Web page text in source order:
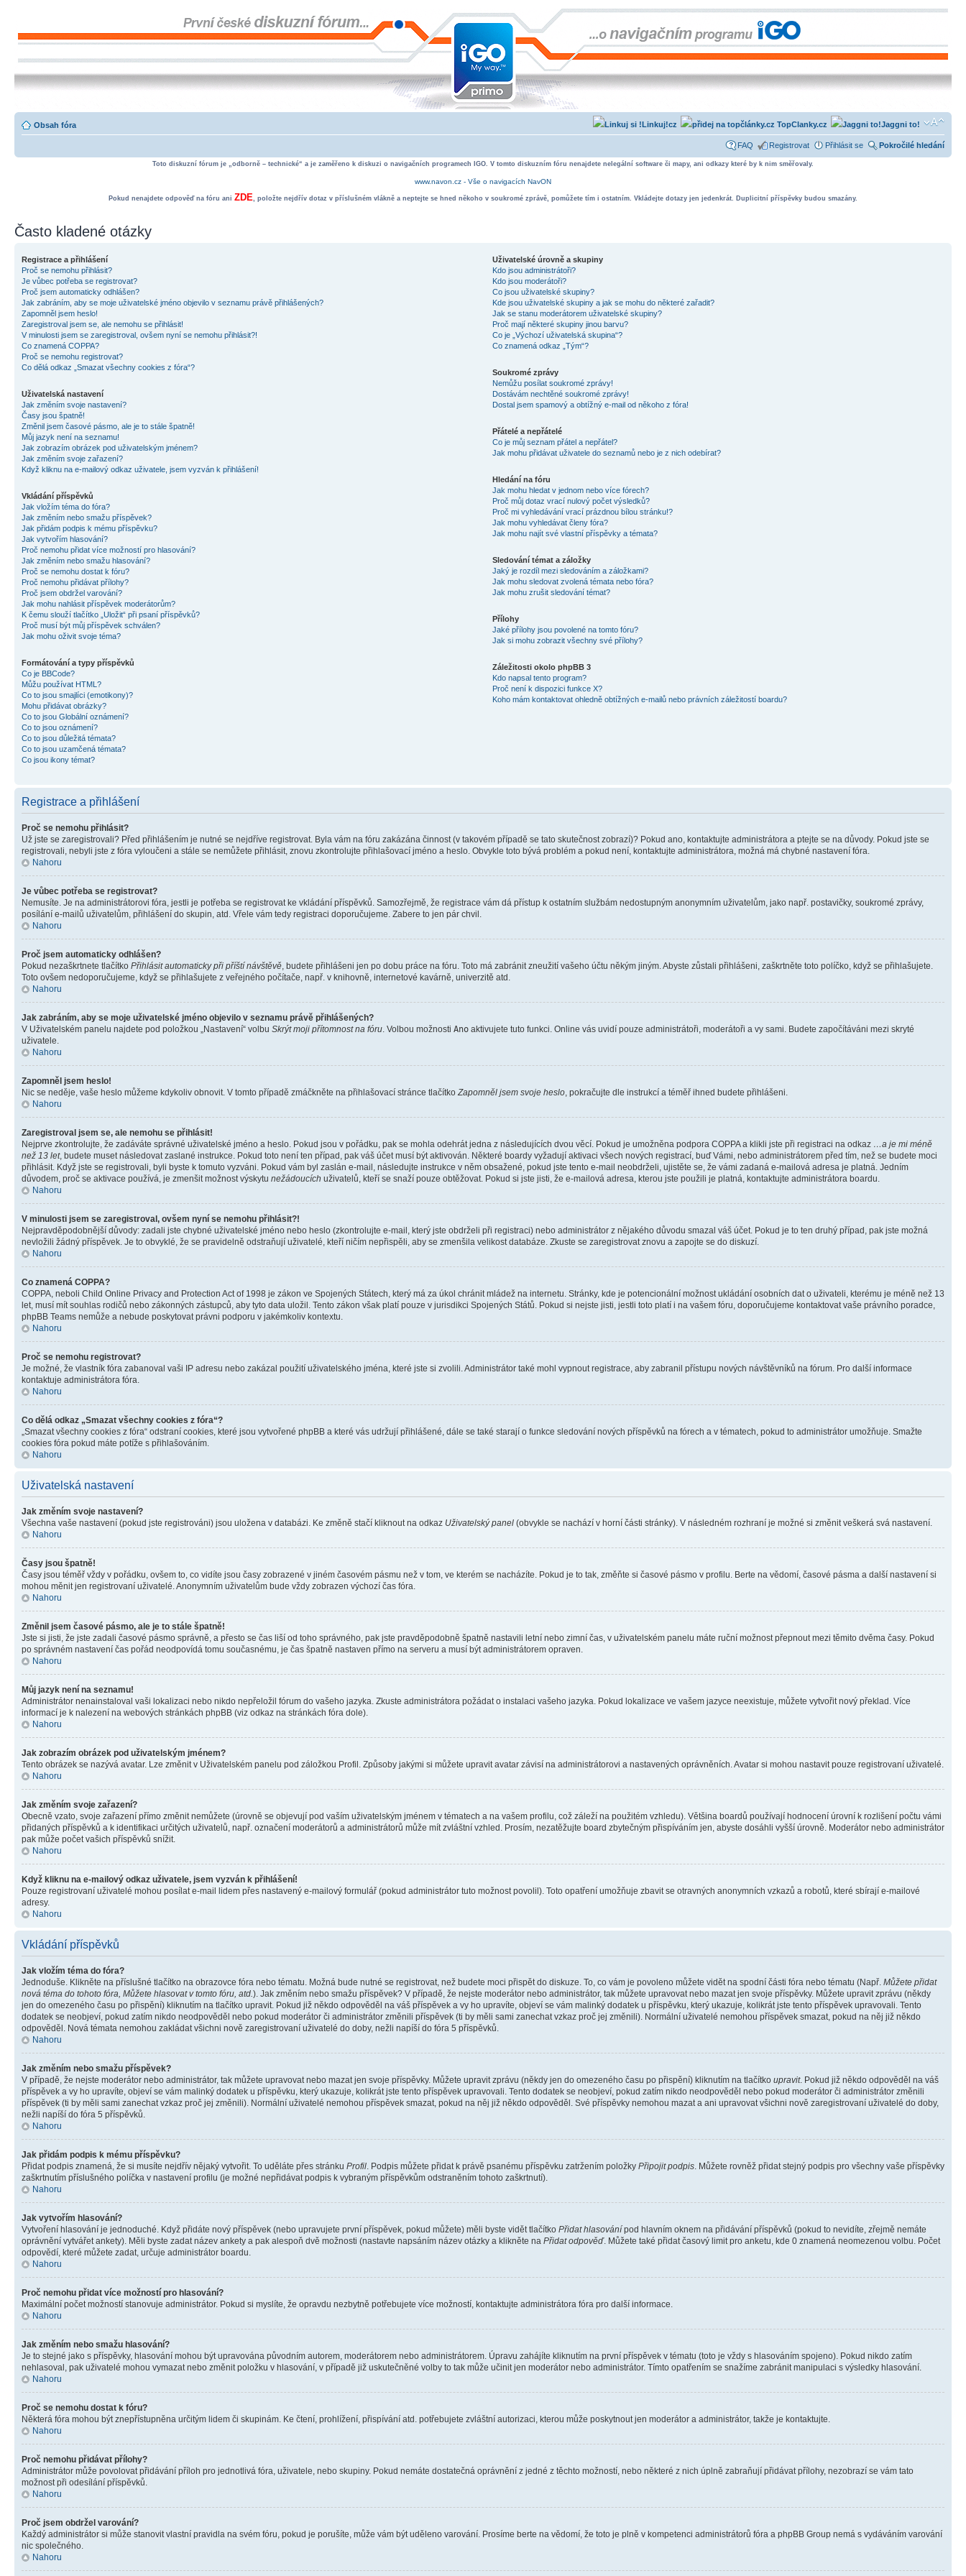
Obsah fóra Jaggni to!
TopClanky.cz
Linkuj!cz
FAQ Registrovat Přihlásit se Pokročilé hledání
Toto diskuzní fórum je „odborně – technické“ a je zaměřeno k diskuzi o navigačních programech IGO. V tomto diskuzním fóru nenajdete nelegální software či mapy, ani odkazy které by k nim směřovaly.
www.navon.cz - Vše o navigacích NavON
Pokud nenajdete odpověď na fóru ani ZDE, položte nejdřív dotaz v příslušném vlákně a neptejte se hned někoho v soukromé zprávě, pomůžete tím i ostatním. Vkládejte dotazy jen jedenkrát. Duplicitní příspěvky budou smazány.
Často kladené otázky
Registrace a přihlášení
Proč se nemohu přihlásit?
Je vůbec potřeba se registrovat?
Proč jsem automaticky odhlášen?
Jak zabráním, aby se moje uživatelské jméno objevilo v seznamu právě přihlášených?
Zapomněl jsem heslo!
Zaregistroval jsem se, ale nemohu se přihlásit!
V minulosti jsem se zaregistroval, ovšem nyní se nemohu přihlásit?!
Co znamená COPPA?
Proč se nemohu registrovat?
Co dělá odkaz „Smazat všechny cookies z fóra“?
Uživatelská nastavení
Jak změním svoje nastavení?
Časy jsou špatně!
Změnil jsem časové pásmo, ale je to stále špatně!
Můj jazyk není na seznamu!
Jak zobrazím obrázek pod uživatelským jménem?
Jak změním svoje zařazení?
Když kliknu na e-mailový odkaz uživatele, jsem vyzván k přihlášení!
Vkládání příspěvků
Jak vložím téma do fóra?
Jak změním nebo smažu příspěvek?
Jak přidám podpis k mému příspěvku?
Jak vytvořím hlasování?
Proč nemohu přidat více možností pro hlasování?
Jak změním nebo smažu hlasování?
Proč se nemohu dostat k fóru?
Proč nemohu přidávat přílohy?
Proč jsem obdržel varování?
Jak mohu nahlásit příspěvek moderátorům?
K čemu slouží tlačítko „Uložit“ při psaní příspěvků?
Proč musí být můj příspěvek schválen?
Jak mohu oživit svoje téma?
Formátování a typy příspěvků
Co je BBCode?
Můžu používat HTML?
Co to jsou smajlíci (emotikony)?
Mohu přidávat obrázky?
Co to jsou Globální oznámení?
Co to jsou oznámení?
Co to jsou důležitá témata?
Co to jsou uzamčená témata?
Co jsou ikony témat?
Uživatelské úrovně a skupiny
Kdo jsou administrátoři?
Kdo jsou moderátoři?
Co jsou uživatelské skupiny?
Kde jsou uživatelské skupiny a jak se mohu do některé zařadit?
Jak se stanu moderátorem uživatelské skupiny?
Proč mají některé skupiny jinou barvu?
Co je „Výchozí uživatelská skupina“?
Co znamená odkaz „Tým“?
Soukromé zprávy
Nemůžu posílat soukromé zprávy!
Dostávám nechtěné soukromé zprávy!
Dostal jsem spamový a obtížný e-mail od někoho z fóra!
Přátelé a nepřátelé
Co je můj seznam přátel a nepřátel?
Jak mohu přidávat uživatele do seznamů nebo je z nich odebírat?
Hledání na fóru
Jak mohu hledat v jednom nebo více fórech?
Proč můj dotaz vrací nulový počet výsledků?
Proč mi vyhledávání vrací prázdnou bílou stránku!?
Jak mohu vyhledávat členy fóra?
Jak mohu najít své vlastní příspěvky a témata?
Sledování témat a záložky
Jaký je rozdíl mezi sledováním a záložkami?
Jak mohu sledovat zvolená témata nebo fóra?
Jak mohu zrušit sledování témat?
Přílohy
Jaké přílohy jsou povolené na tomto fóru?
Jak si mohu zobrazit všechny své přílohy?
Záležitosti okolo phpBB 3
Kdo napsal tento program?
Proč není k dispozici funkce X?
Koho mám kontaktovat ohledně obtížných e-mailů nebo právních záležitostí boardu?
Registrace a přihlášení
Proč se nemohu přihlásit?
Už jste se zaregistrovali? Před přihlášením je nutné se nejdříve registrovat. Byla vám na fóru zakázána činnost (v takovém případě se tato skutečnost zobrazí)? Pokud ano, kontaktujte administrátora a ptejte se na důvody. Pokud jste se
registrovali, nebyli jste z fóra vyloučeni a stále se nemůžete přihlásit, znovu zkontrolujte přihlašovací jméno a heslo. Obvykle toto bývá problém a pokud není, kontaktujte administrátora, možná má chybné nastavení fóra.
Nahoru
Je vůbec potřeba se registrovat?
Nemusíte. Je na administrátorovi fóra, jestli je potřeba se registrovat ke vkládání příspěvků. Samozřejmě, že registrace vám dá přístup k ostatním službám nedostupným anonymním uživatelům, jako např. postavičky, soukromé zprávy,
posílání e-mailů uživatelům, přihlášení do skupin, atd. Vřele vám tedy registraci doporučujeme. Zabere to jen pár chvil.
Nahoru
Proč jsem automaticky odhlášen?
Pokud nezaškrtnete tlačítko Přihlásit automaticky při příští návštěvě, budete přihlášeni jen po dobu práce na fóru. Toto má zabránit zneužití vašeho účtu někým jiným. Abyste zůstali přihlášeni, zaškrtněte toto políčko, když se přihlašujete.
Toto ovšem nedoporučujeme, když se přihlašujete z veřejného počítače, např. v knihovně, internetové kavárně, univerzitě atd.
Nahoru
Jak zabráním, aby se moje uživatelské jméno objevilo v seznamu právě přihlášených?
V Uživatelském panelu najdete pod položkou „Nastavení“ volbu Skrýt moji přítomnost na fóru. Volbou možnosti Ano aktivujete tuto funkci. Online vás uvidí pouze administrátoři, moderátoři a vy sami. Budete započítáváni mezi skryté
uživatele.
Nahoru
Zapomněl jsem heslo!
Nic se neděje, vaše heslo můžeme kdykoliv obnovit. V tomto případě zmáčkněte na přihlašovací stránce tlačítkoZapomněl jsem svoje heslo, pokračujte dle instrukcí a téměř ihned budete přihlášeni.
Nahoru
Zaregistroval jsem se, ale nemohu se přihlásit!
Nejprve zkontrolujte, že zadáváte správné uživatelské jméno a heslo. Pokud jsou v pořádku, pak se mohla odehrát jedna z následujících dvou věcí. Pokud je umožněna podpora COPPA a klikli jste při registraci na odkaz …a je mi méně
než 13 let, budete muset následovat zaslané instrukce. Pokud toto není ten případ, pak váš účet musí být aktivován. Některé boardy vyžadují aktivaci všech nových registrací, buď Vámi, nebo administrátorem před tím, než se budete moci
přihlásit. Když jste se registrovali, byli byste k tomuto vyzváni. Pokud vám byl zaslán e-mail, následujte instrukce v něm obsažené, pokud jste tento e-mail neobdrželi, ujistěte se, že vámi zadaná e-mailová adresa je platná. Jedním
důvodem, proč se aktivace používá, je zmenšit možnost výskytu nežádoucích uživatelů, kteří se snaží pouze obtěžovat. Pokud si jste jisti, že e-mailová adresa, kterou jste použili je platná, kontaktujte administrátora boardu.
Nahoru
V minulosti jsem se zaregistroval, ovšem nyní se nemohu přihlásit?!
Nejpravděpodobnější důvody: zadali jste chybné uživatelské jméno nebo heslo (zkontrolujte e-mail, který jste obdrželi při registraci) nebo administrátor z nějakého důvodu smazal váš účet. Pokud je to ten druhý případ, pak jste možná
nevložili žádný příspěvek. Je to obvyklé, že se pravidelně odstraňují uživatelé, kteří ničím nepřispěli, aby se zmenšila velikost databáze. Zkuste se zaregistrovat znovu a zapojte se do diskuzí.
Nahoru
Co znamená COPPA?
COPPA, neboli Child Online Privacy and Protection Act of 1998 je zákon ve Spojených Státech, který má za úkol chránit mládež na internetu. Stránky, kde je potencionální možnost ukládání osobních dat o uživateli, kterému je méně než 13
let, musí mít souhlas rodičů nebo zákonných zástupců, aby tyto data uložil. Tento zákon však platí pouze v jurisdikci Spojených Států. Pokud si nejste jisti, jestli toto platí i na vašem fóru, doporučujeme kontaktovat vaše právního poradce,
phpBB Teams nemůže a nebude poskytovat právni podporu v jakémkoliv kontextu.
Nahoru
Proč se nemohu registrovat?
Je možné, že vlastník fóra zabanoval vaši IP adresu nebo zakázal použití uživatelského jména, které jste si zvolili. Administrátor také mohl vypnout registrace, aby zabranil přístupu nových návštěvníků na fórum. Pro další informace
kontaktuje administrátora fóra.
Nahoru
Co dělá odkaz „Smazat všechny cookies z fóra“?
„Smazat všechny cookies z fóra“ odstraní cookies, které jsou vytvořené phpBB a které vás udržují přihlášené, dále se také starají o funkce sledování nových příspěvků na fórech a v tématech, pokud to administrátor umožňuje. Smažte
cookies fóra pokud máte potíže s přihlašováním.
Nahoru
Uživatelská nastavení
Jak změním svoje nastavení?
Všechna vaše nastavení (pokud jste registrováni) jsou uložena v databázi. Ke změně stačí kliknout na odkaz Uživatelský panel (obvykle se nachází v horní části stránky). V následném rozhraní je možné si změnit veškerá svá nastavení.
Nahoru
Časy jsou špatně!
Časy jsou téměř vždy v pořádku, ovšem to, co vidíte jsou časy zobrazené v jiném časovém pásmu než v tom, ve kterém se nacházíte. Pokud je to tak, změňte si časové pásmo v profilu. Berte na vědomí, časové pásma a další nastavení si
mohou měnit jen registrovaní uživatelé. Anonymním uživatelům bude vždy zobrazen výchozí čas fóra.
Nahoru
Změnil jsem časové pásmo, ale je to stále špatně!
Jste si jisti, že jste zadali časové pásmo správně, a přesto se čas liší od toho správného, pak jste pravděpodobně špatně nastavili letní nebo zimní čas, v uživatelském panelu máte ruční možnost přepnout mezi těmito dvěma časy. Pokud
po správném nastavení čas pořád neodpovídá tomu současnému, je čas špatně nastaven přímo na serveru a musí být administrátorem opraven.
Nahoru
Můj jazyk není na seznamu!
Administrátor nenainstaloval vaši lokalizaci nebo nikdo nepřeložil fórum do vašeho jazyka. Zkuste administrátora požádat o instalaci vašeho jazyka. Pokud lokalizace ve vašem jazyce neexistuje, můžete vytvořit nový překlad. Více
informací je k nalezení na webových stránkách phpBB (viz odkaz na stránkách fóra dole).
Nahoru
Jak zobrazím obrázek pod uživatelským jménem?
Tento obrázek se nazývá avatar. Lze změnit v Uživatelském panelu pod záložkou Profil. Způsoby jakými si můžete upravit avatar závisí na administrátorovi a nastavených oprávněních. Avatar si mohou nastavit pouze registrovaní uživatelé.
Nahoru
Jak změním svoje zařazení?
Obecně vzato, svoje zařazení přímo změnit nemůžete (úrovně se objevují pod vaším uživatelským jménem v tématech a na vašem profilu, což záleží na použitém vzhledu). Většina boardů používají hodnocení úrovní k rozlišení počtu vámi
přidaných příspěvků a k identifikaci určitých uživatelů, např. označení moderátorů a administrátorů může mít zvláštní vzhled. Prosím, nezatěžujte board zbytečným přispíváním jen, abyste dosáhli vyšší úrovně. Moderátor nebo administrátor
pak může počet vašich příspěvků snížit.
Nahoru
Když kliknu na e-mailový odkaz uživatele, jsem vyzván k přihlášení!
Pouze registrovaní uživatelé mohou posílat e-mail lidem přes nastavený e-mailový formulář (pokud administrátor tuto možnost povolil). Toto opatření umožňuje zbavit se otravných anonymních vzkazů a robotů, které sbírají e-mailové
adresy.
Nahoru
Vkládání příspěvků
Jak vložím téma do fóra?
Jednoduše. Klikněte na příslušné tlačítko na obrazovce fóra nebo tématu. Možná bude nutné se registrovat, než budete moci přispět do diskuze. To, co vám je povoleno můžete vidět na spodní části fóra nebo tématu (Např. Můžete přidat
nová téma do tohoto fóra, Můžete hlasovat v tomto fóru, atd.). Jak změním nebo smažu příspěvek? V případě, že nejste moderátor nebo administrátor, tak můžete upravovat nebo mazat jen svoje příspěvky. Můžete upravit zprávu (někdy
jen do omezeného času po přispění) kliknutím na tlačítko upravit. Pokud již někdo odpověděl na váš příspěvek a vy ho upravíte, objeví se vám malinký dodatek u příspěvku, který ukazuje, kolikrát jste tento příspěvek upravovali. Tento
dodatek se neobjeví, pokud zatím nikdo neodpověděl nebo pokud moderátor či administrátor změnili příspěvek (ti by měli sami zanechat vzkaz proč jej změnili). Normální uživatelé nemohou příspěvek smazat, pokud na něj již někdo
odpověděl. Nová témata nemohou zakládat všichni nově zaregistrovaní uživatelé do doby, nežli napíší do fóra 5 příspěvků.
Nahoru
Jak změním nebo smažu příspěvek?
V případě, že nejste moderátor nebo administrátor, tak můžete upravovat nebo mazat jen svoje příspěvky. Můžete upravit zprávu (někdy jen do omezeného času po přispění) kliknutím na tlačítko upravit. Pokud již někdo odpověděl na váš
příspěvek a vy ho upravíte, objeví se vám malinký dodatek u příspěvku, který ukazuje, kolikrát jste tento příspěvek upravovali. Tento dodatek se neobjeví, pokud zatím nikdo neodpověděl nebo pokud moderátor či administrátor změnili
příspěvek (ti by měli sami zanechat vzkaz proč jej změnili). Normální uživatelé nemohou příspěvek smazat, pokud na něj již někdo odpověděl. Své příspěvky nemohou mazat a ani upravovat všichni nově zaregistrovaní uživatelé do doby,
nežli napíší do fóra 5 příspěvků.
Nahoru
Jak přidám podpis k mému příspěvku?
Přidat podpis znamená, že si musíte nejdřív nějaký vytvořit. To uděláte přes stránku Profil. Podpis můžete přidat k právě psanému příspěvku zatržením položky Připojit podpis. Můžete rovněž přidat stejný podpis pro všechny vaše příspěvky
zaškrtnutím příslušného políčka v nastavení profilu (je možné nepřidávat podpis k vybraným příspěvkům odstraněním tohoto zaškrtnutí).
Nahoru
Jak vytvořím hlasování?
Vytvoření hlasování je jednoduché. Když přidáte nový příspěvek (nebo upravujete první příspěvek, pokud můžete) měli byste vidět tlačítko Přidat hlasování pod hlavním oknem na přidávání příspěvků (pokud to nevidíte, zřejmě nemáte
oprávnění vytvářet ankety). Měli byste zadat název ankety a pak alespoň dvě možnosti (nastavte napsáním název otázky a klikněte na Přidat odpověď. Můžete také přidat časový limit pro anketu, kde 0 znamená neomezenou volbu. Počet
odpovědí, které můžete zadat, určuje administrátor boardu.
Nahoru
Proč nemohu přidat více možností pro hlasování?
Maximální počet možností stanovuje administrátor. Pokud si myslíte, že opravdu nezbytně potřebujete více možností, kontaktujte administrátora fóra pro další informace.
Nahoru
Jak změním nebo smažu hlasování?
Je to stejné jako s příspěvky, hlasování mohou být upravována původním autorem, moderátorem nebo administrátorem. Úpravu zahájíte kliknutím na první příspěvek v tématu (toto je vždy s hlasováním spojeno). Pokud nikdo zatím
nehlasoval, pak uživatelé mohou vymazat nebo změnit položku v hlasování, v případě již uskutečněné volby to tak může učinit jen moderátor nebo administrátor. Tímto opatřením se snažíme zabránit manipulaci s výsledky hlasování.
Nahoru
Proč se nemohu dostat k fóru?
Některá fóra mohou být znepřístupněna určitým lidem či skupinám. Ke čtení, prohlížení, přispívání atd. potřebujete zvláštní autorizaci, kterou může poskytnout jen moderátor a administrátor, takže je kontaktujte.
Nahoru
Proč nemohu přidávat přílohy?
Administrátor může povolovat přidávání příloh pro jednotlivá fóra, uživatele, nebo skupiny. Pokud nemáte dostatečná oprávnění z jedné z těchto možností, nebo některé z nich úplně zabraňují přidávat přílohy, nezobrazí se vám tato
možnost při odesílání příspěvků.
Nahoru
Proč jsem obdržel varování?
Každý administrátor si může stanovit vlastní pravidla na svém fóru, pokud je porušíte, může vám být uděleno varování. Prosíme berte na vědomí, že toto je plně v kompetenci administrátorů fóra a phpBB Group nemá s vydáváním varování
nic společného.
Nahoru